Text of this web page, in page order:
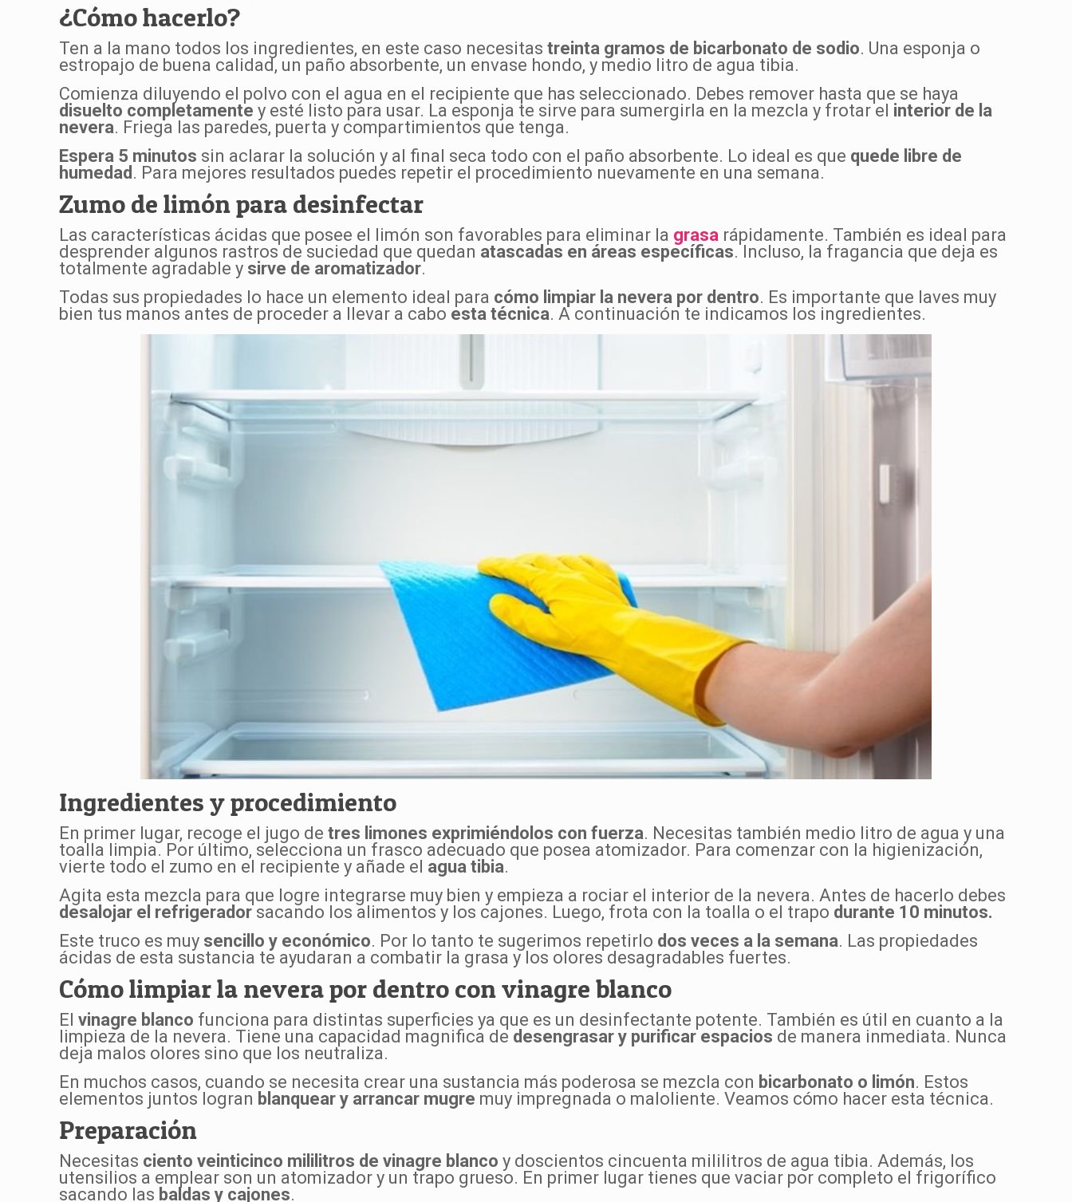
¿Cómo hacerlo?
Ten a la mano todos los ingredientes, en este caso necesitastreinta gramos de bicarbonato de sodio. Una esponja o
estropajo de buena calidad, un paño absorbente, un envase hondo, y medio litro de agua tibia.
Comienza diluyendo el polvo con el agua en el recipiente que has seleccionado. Debes remover hasta que se haya
disuelto completamente y esté listo para usar. La esponja te sirve para sumergirla en la mezcla y frotar el interior de la
nevera. Friega las paredes, puerta y compartimientos que tenga.
Espera 5 minutos sin aclarar la solución y al final seca todo con el paño absorbente. Lo ideal es que quede libre de
humedad . Para mejores resultados puedes repetir el procedimiento nuevamente en una semana.
Zumo de limón para desinfectar
Las características ácidas que posee el limón son favorables para eliminar la grasa rápidamente. También es ideal para
desprender algunos rastros de suciedad que quedan atascadas en áreas específicas. Incluso, la fragancia que deja es
totalmente agradable y sirve de aromatizador.
Todas sus propiedades lo hace un elemento ideal para cómo limpiar la nevera por dentro. Es importante que laves muy
bien tus manos antes de proceder a llevar a cabo esta técnica. A continuación te indicamos los ingredientes.
Ingredientes y procedimiento
En primer lugar, recoge el jugo detres limones exprimiéndolos con fuerza. Necesitas también medio litro de agua y una
toalla limpia. Por último, selecciona un frasco adecuado que posea atomizador. Para comenzar con la higienización,
vierte todo el zumo en el recipiente y añade el agua tibia.
Agita esta mezcla para que logre integrarse muy bien y empieza a rociar el interior de la nevera. Antes de hacerlo debes
desalojar el refrigeradorsacando los alimentos y los cajones. Luego, frota con la toalla o el trapo durante 10 minutos.
Este truco es muy sencillo y económico. Por lo tanto te sugerimos repetirlo dos veces a la semana. Las propiedades
ácidas de esta sustancia te ayudaran a combatir la grasa y los olores desagradables fuertes.
Cómo limpiar la nevera por dentro con vinagre blanco
Elvinagre blanco funciona para distintas superficies ya que es un desinfectante potente. También es útil en cuanto a la
limpieza de la nevera. Tiene una capacidad magnifica de desengrasar y purificar espacios de manera inmediata. Nunca
deja malos olores sino que los neutraliza.
En muchos casos, cuando se necesita crear una sustancia más poderosa se mezcla con bicarbonato o limón. Estos
elementos juntos logran blanquear y arrancar mugre muy impregnada o maloliente. Veamos cómo hacer esta técnica.
Preparación
Necesitas ciento veinticinco mililitros de vinagre blanco y doscientos cincuenta mililitros de agua tibia. Además, los
utensilios a emplear son un atomizador y un trapo grueso. En primer lugar tienes que vaciar por completo el frigorífico
sacando las baldas y cajones.